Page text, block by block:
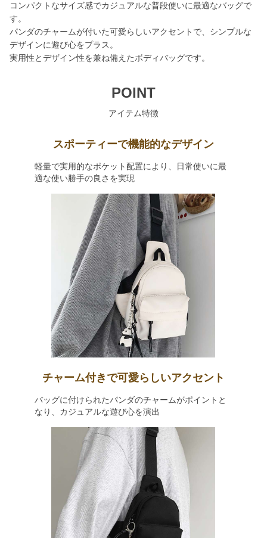
コンパクトなサイズ感でカジュアルな普段使いに最適なバッグで
す。
パンダのチャームが付いた可愛らしいアクセントで、シンプルな
デザインに遊び心をプラス。
実用性とデザイン性を兼ね備えたボディバッグです。
POINT
アイテム特徴
スポーティーで機能的なデザイン
軽量で実用的なポケット配置により、日常使いに最
適な使い勝手の良さを実現
チャーム付きで可愛らしいアクセント
バッグに付けられたパンダのチャームがポイントと
なり、カジュアルな遊び心を演出